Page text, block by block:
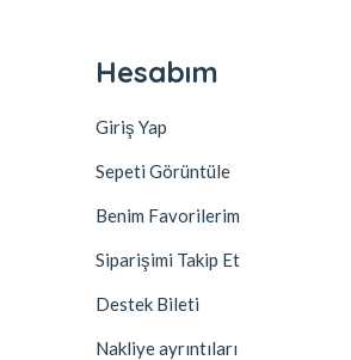
Hesabım
Giriş Yap
Sepeti Görüntüle
Benim Favorilerim
Siparişimi Takip Et
Destek Bileti
Nakliye ayrıntıları